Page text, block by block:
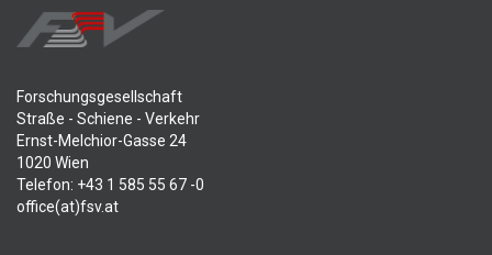
Forschungsgesellschaft
Straße - Schiene - Verkehr
Ernst-Melchior-Gasse 24
1020 Wien
Telefon: +43 1 585 55 67 -0
office(at)fsv.at